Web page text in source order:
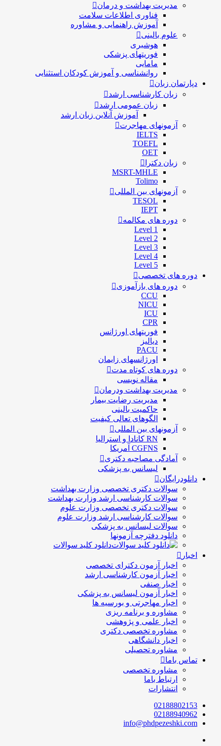
مدیریت بهداشت و درمان
فناوری اطلاعات سلامت
آموزش راهنمایی و مشاوره
علوم بالینی
هوشبری
فوریتهای پزشکی
مامایی
روانشناسی و آموزش کودکان استثنایی
دپارتمان زبان
زبان کارشناسی ارشد
زبان عمومی ارشد
آموزش آنلاین زبان ارشد
آزمونهای مهاجرت
IELTS
TOEFL
OET
زبان دکترا
MSRT-MHLE
Tolimo
آزمونهای بین المللی
TESOL
IEPT
دوره های مکالمه
Level 1
Level 2
Level 3
Level 4
Level 5
دوره های تخصصی
دوره های بازآموزی
CCU
NICU
ICU
CPR
فوریتهای اورژانس
دیالیز
PACU
اورژانسهای زایمان
دوره های کوتاه مدت
مقاله نویسی
مدیریت بهداشت ودرمان
مديريت رضايت بيمار
حاكميت بالينی
الگوهای تعالی کيفيت
آزمونهای بین المللی
RN کانادا و استرالیا
CGFNS آمریکا
آمادگی مصاحبه دکتری
لیسانس به پزشکی
دانلودرایگان
سوالات دکتری تخصصی وزارت بهداشت
سوالات کارشناسی ارشد وزارت بهداشت
سوالات دکتری تخصصی وزارت علوم
سوالات کارشناسی ارشد وزارت علوم
سوالات لیسانس به پزشکی
دانلود دفترچه آزمونها
دانلود کلید سوالات
اخبار
اخبار آزمون دکترای تخصصی
اخبار آزمون کارشناسی ارشد
اخبار صنفی
اخبار آزمون لیسانس به پزشکی
اخبار مهاجرتی و بورسیه ها
مشاوره و برنامه ریزی
اخبار علمی و پژوهشی
مشاوره تخصصی دکتری
اخبار دانشگاهی
مشاوره تحصیلی
تماس باما
مشاوره تخصصی
ارتباط باما
انتشارات
02188802153
02188940962
info@phdpezeshki.com